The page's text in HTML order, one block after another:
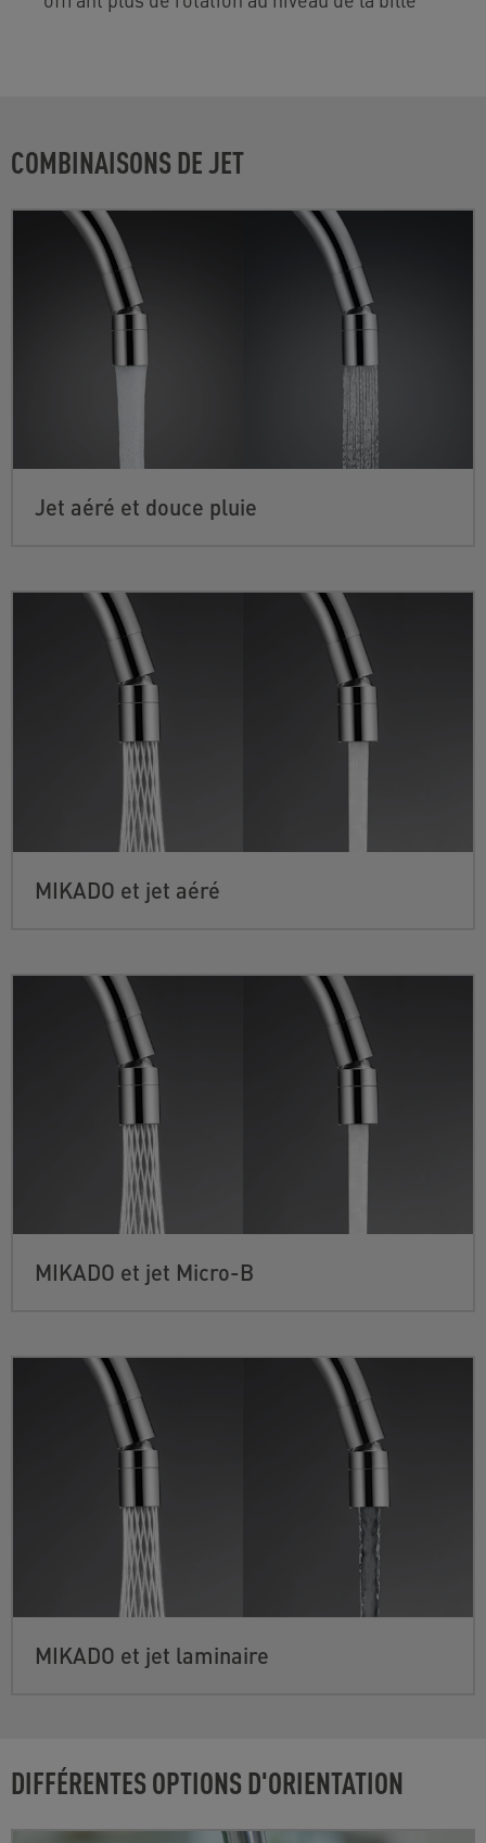
COMBINAISONS DE JET
Jet aéré et douce pluie
MIKADO et jet aéré
MIKADO et jet Micro-B
MIKADO et jet laminaire
DIFFÉRENTES OPTIONS D'ORIENTATION